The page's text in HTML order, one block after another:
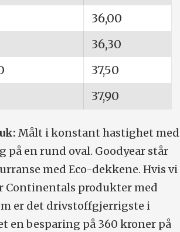
36,00
36,30
37,50
37,90
Målt i konstant hastighet med
på en rund oval. Goodyear står
med Eco-dekkene. Hvis vi
Continentals produkter med
er det drivstoffgjerrigste i
en besparing på 360 kroner på